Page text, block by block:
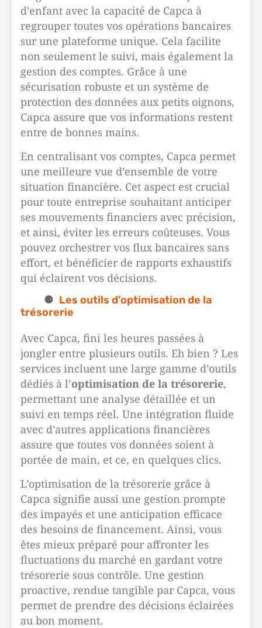
d’enfant avec la capacité de Capca à
regrouper toutes vos opérations bancaires
sur une plateforme unique. Cela facilite
non seulement le suivi, mais également la
gestion des comptes. Grâce à une
sécurisation robuste et un système de
protection des données aux petits oignons,
Capca assure que vos informations restent
entre de bonnes mains.
En centralisant vos comptes, Capca permet
une meilleure vue d’ensemble de votre
situation financière. Cet aspect est crucial
pour toute entreprise souhaitant anticiper
ses mouvements financiers avec précision,
et ainsi, éviter les erreurs coûteuses. Vous
pouvez orchestrer vos flux bancaires sans
effort, et bénéficier de rapports exhaustifs
qui éclairent vos décisions.
Les outils d’optimisation de la
trésorerie
Avec Capca, fini les heures passées à
jongler entre plusieurs outils. Eh bien ? Les
services incluent une large gamme d’outils
dédiés à l’optimisation de la trésorerie,
permettant une analyse détaillée et un
suivi en temps réel. Une intégration fluide
avec d’autres applications financières
assure que toutes vos données soient à
portée de main, et ce, en quelques clics.
L’optimisation de la trésorerie grâce à
Capca signifie aussi une gestion prompte
des impayés et une anticipation efficace
des besoins de financement. Ainsi, vous
êtes mieux préparé pour affronter les
fluctuations du marché en gardant votre
trésorerie sous contrôle. Une gestion
proactive, rendue tangible par Capca, vous
permet de prendre des décisions éclairées
au bon moment.